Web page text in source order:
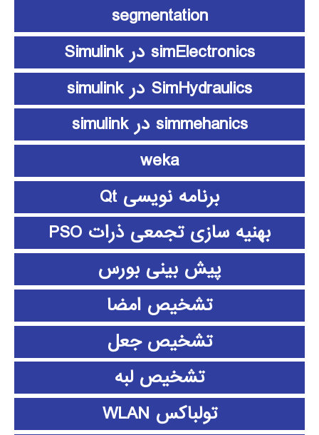
segmentation
simElectronics در Simulink
SimHydraulics در simulink
simmehanics در simulink
weka
برنامه نویسی Qt
بهنیه سازی تجمعی ذرات PSO
پیش بینی بورس
تشخیص امضا
تشخیص جعل
تشخیص لبه
تولباکس WLAN